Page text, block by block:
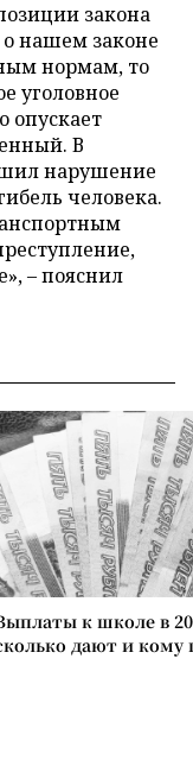
закона
о нашем законе
нормам, то
уголовное
опускает
В
нарушение
человека.
– пояснил
к школе в
дают и